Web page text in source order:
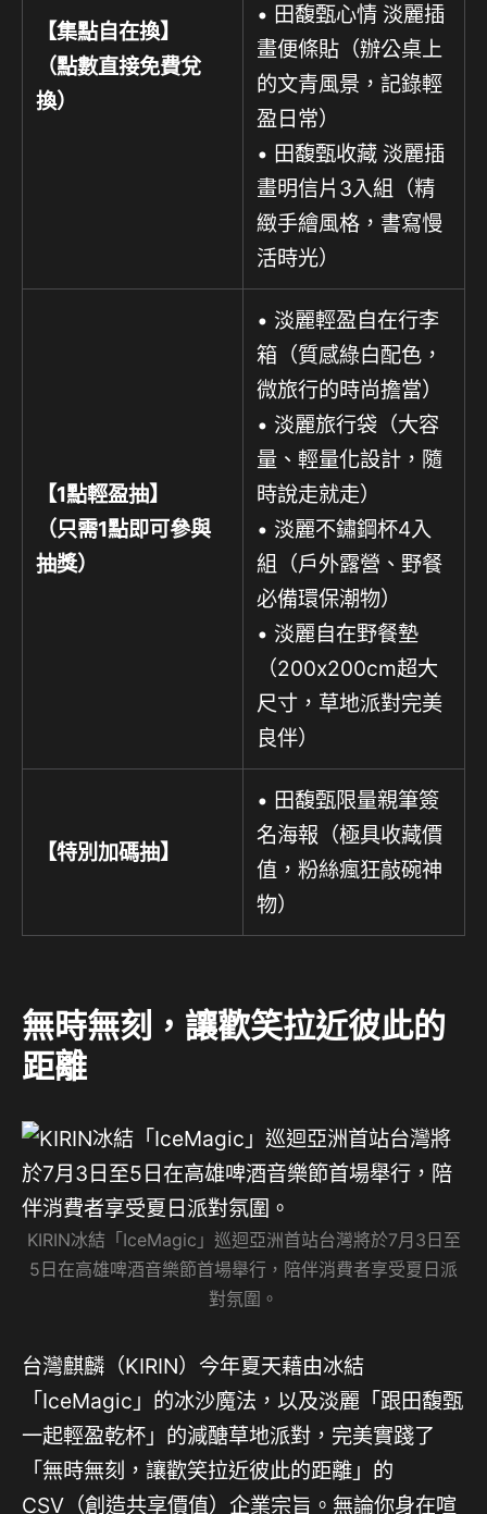
【集點自在換】
（點數直接免費兌
換）
• 田馥甄心情 淡麗插
畫便條貼（辦公桌上
的文青風景，記錄輕
盈日常）
• 田馥甄收藏 淡麗插
畫明信片3入組（精
緻手繪風格，書寫慢
活時光）
【1點輕盈抽】
（只需1點即可參與
抽獎）
• 淡麗輕盈自在行李
箱（質感綠白配色，
微旅行的時尚擔當）
• 淡麗旅行袋（大容
量、輕量化設計，隨
時說走就走）
• 淡麗不鏽鋼杯4入
組（戶外露營、野餐
必備環保潮物）
• 淡麗自在野餐墊
（200x200cm超大
尺寸，草地派對完美
良伴）
【特別加碼抽】
• 田馥甄限量親筆簽
名海報（極具收藏價
值，粉絲瘋狂敲碗神
物）
無時無刻，讓歡笑拉近彼此的
距離
KIRIN冰結「IceMagic」巡迴亞洲首站台灣將於7月3日至
5日在高雄啤酒音樂節首場舉行，陪伴消費者享受夏日派
對氛圍。
台灣麒麟（KIRIN）今年夏天藉由冰結
「IceMagic」的冰沙魔法，以及淡麗「跟田馥甄
一起輕盈乾杯」的減醣草地派對，完美實踐了
「無時無刻，讓歡笑拉近彼此的距離」的
CSV（創造共享價值）企業宗旨。無論你身在喧